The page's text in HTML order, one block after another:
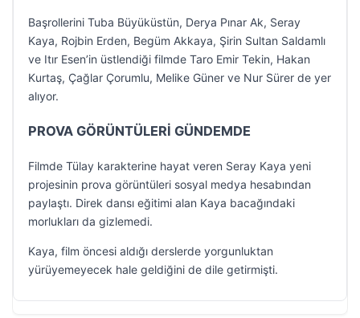
Başrollerini Tuba Büyüküstün, Derya Pınar Ak, Seray
Kaya, Rojbin Erden, Begüm Akkaya, Şirin Sultan Saldamlı
ve Itır Esen’in üstlendiği filmde Taro Emir Tekin, Hakan
Kurtaş, Çağlar Çorumlu, Melike Güner ve Nur Sürer de yer
alıyor.
PROVA GÖRÜNTÜLERİ GÜNDEMDE
Filmde Tülay karakterine hayat veren Seray Kaya yeni
projesinin prova görüntüleri sosyal medya hesabından
paylaştı. Direk dansı eğitimi alan Kaya bacağındaki
morlukları da gizlemedi.
Kaya, film öncesi aldığı derslerde yorgunluktan
yürüyemeyecek hale geldiğini de dile getirmişti.